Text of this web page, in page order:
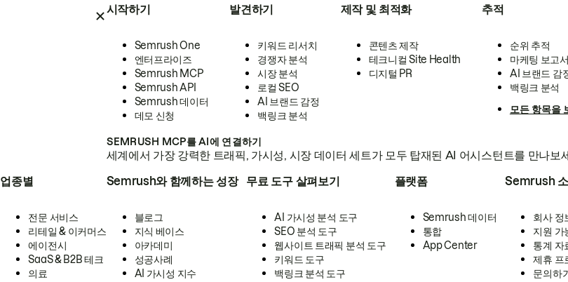
시작하기
Semrush One
엔터프라이즈
Semrush MCP
Semrush API
Semrush 데이터
데모 신청
발견하기
키워드 리서치
경쟁자 분석
시장 분석
로컬 SEO
AI 브랜드 감정
백링크 분석
제작 및 최적화
콘텐츠 제작
테크니컬 Site Health
디지털 PR
추적
순위 추적
마케팅 보고
AI 브랜드 감
백링크 분석
모든 항목을
SEMRUSH MCP를 AI에 연결하기
세계에서 가장 강력한 트래픽, 가시성, 시장 데이터 세트가 모두 탑재된 AI 어시스턴트를 만나보
업종별
전문 서비스
리테일 & 이커머스
에이전시
SaaS & B2B 테크
의료
Semrush와 함께하는 성장
블로그
지식 베이스
아카데미
성공사례
AI 가시성 지수
무료 도구 살펴보기
AI 가시성 분석 도구
SEO 분석 도구
웹사이트 트래픽 분석 도구
키워드 도구
백링크 분석 도구
플랫폼
Semrush 데이터
통합
App Center
Semrush
회사 정
지원 가
통계 자
제휴 프
문의하